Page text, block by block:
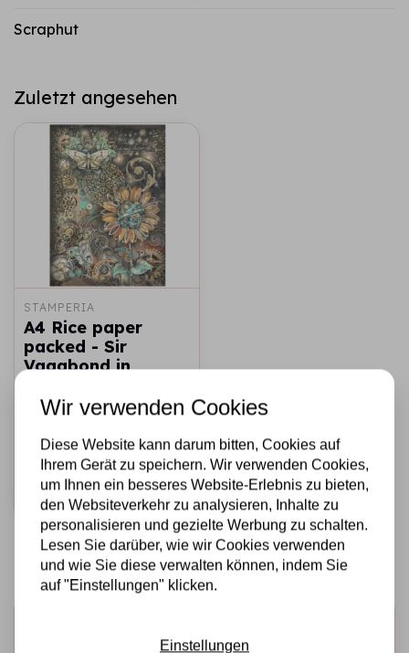
Scraphut
Zuletzt angesehen
STAMPERIA
A4 Rice paper
packed - Sir
Vagabond in
mechanical
€2,25 Auf Lager
Schnell
hinzufügen
Wir verwenden Cookies
Diese Website kann darum bitten, Cookies auf
Ihrem Gerät zu speichern. Wir verwenden Cookies,
um Ihnen ein besseres Website-Erlebnis zu bieten,
den Websiteverkehr zu analysieren, Inhalte zu
personalisieren und gezielte Werbung zu schalten.
Lesen Sie darüber, wie wir Cookies verwenden
und wie Sie diese verwalten können, indem Sie
auf "Einstellungen" klicken.
Einstellungen